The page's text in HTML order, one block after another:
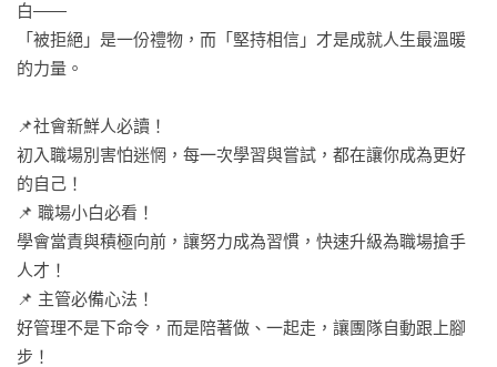
白——
「被拒絕」是一份禮物，而「堅持相信」才是成就人生最溫暖
的力量。
📌社會新鮮人必讀！
初入職場別害怕迷惘，每一次學習與嘗試，都在讓你成為更好
的自己！
📌 職場小白必看！
學會當責與積極向前，讓努力成為習慣，快速升級為職場搶手
人才！
📌 主管必備心法！
好管理不是下命令，而是陪著做、一起走，讓團隊自動跟上腳
步！